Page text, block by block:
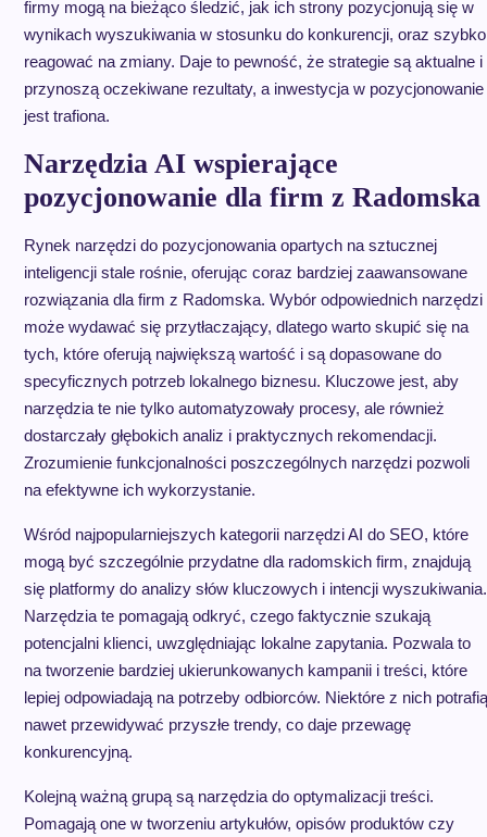
firmy mogą na bieżąco śledzić, jak ich strony pozycjonują się w
wynikach wyszukiwania w stosunku do konkurencji, oraz szybko
reagować na zmiany. Daje to pewność, że strategie są aktualne i
przynoszą oczekiwane rezultaty, a inwestycja w pozycjonowanie
jest trafiona.
Narzędzia AI wspierające
pozycjonowanie dla firm z Radomska
Rynek narzędzi do pozycjonowania opartych na sztucznej
inteligencji stale rośnie, oferując coraz bardziej zaawansowane
rozwiązania dla firm z Radomska. Wybór odpowiednich narzędzi
może wydawać się przytłaczający, dlatego warto skupić się na
tych, które oferują największą wartość i są dopasowane do
specyficznych potrzeb lokalnego biznesu. Kluczowe jest, aby
narzędzia te nie tylko automatyzowały procesy, ale również
dostarczały głębokich analiz i praktycznych rekomendacji.
Zrozumienie funkcjonalności poszczególnych narzędzi pozwoli
na efektywne ich wykorzystanie.
Wśród najpopularniejszych kategorii narzędzi AI do SEO, które
mogą być szczególnie przydatne dla radomskich firm, znajdują
się platformy do analizy słów kluczowych i intencji wyszukiwania.
Narzędzia te pomagają odkryć, czego faktycznie szukają
potencjalni klienci, uwzględniając lokalne zapytania. Pozwala to
na tworzenie bardziej ukierunkowanych kampanii i treści, które
lepiej odpowiadają na potrzeby odbiorców. Niektóre z nich potrafią
nawet przewidywać przyszłe trendy, co daje przewagę
konkurencyjną.
Kolejną ważną grupą są narzędzia do optymalizacji treści.
Pomagają one w tworzeniu artykułów, opisów produktów czy